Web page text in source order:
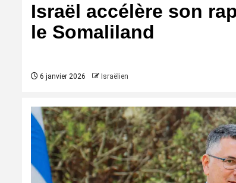
Israël accélère son
le Somaliland
6 janvier 2026 Israëlien